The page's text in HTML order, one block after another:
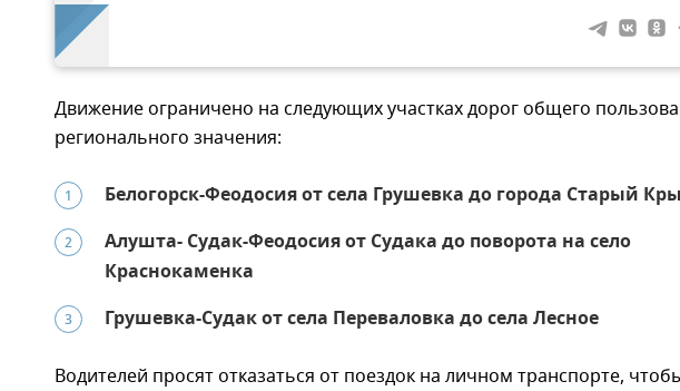
Движение ограничено на следующих участках дорог общего
регионального значения:
1 Белогорск-Феодосия от села Грушевка до города Старый
2
Алушта- Судак-Феодосия от Судака до поворота на село
Краснокаменка
3 Грушевка-Судак от села Переваловка до села Лесное
Водителей просят отказаться от поездок на личном транспорте,